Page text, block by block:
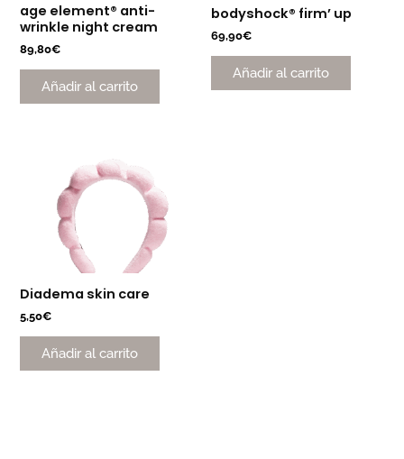
age element® anti-
wrinkle night cream
89,80€
Añadir al carrito
bodyshock® firm’ up
69,90€
Añadir al carrito
Diadema skin care
5,50€
Añadir al carrito